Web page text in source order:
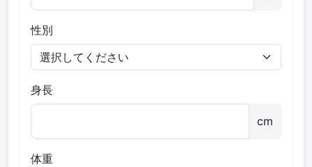
性別
身長
cm
体重